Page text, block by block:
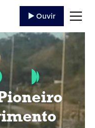
▶️ Ouvir